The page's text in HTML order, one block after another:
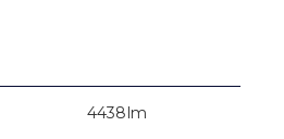
4438lm